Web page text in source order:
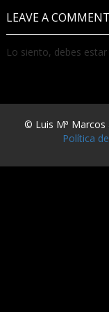
LEAVE A COMMENT
Lo siento, debes estar
© Luis Mª
Política